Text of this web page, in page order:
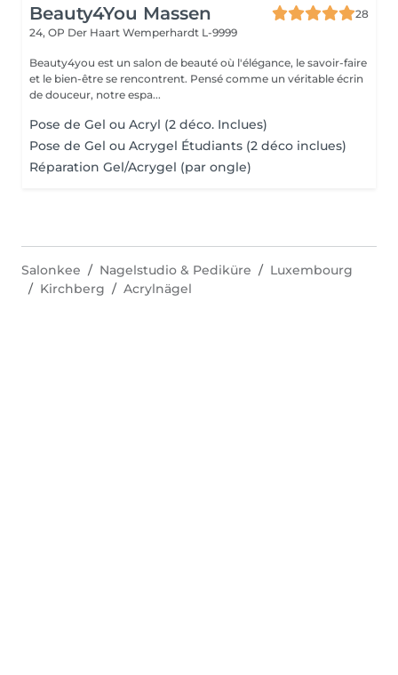
Beauty4You Massen
28
24, OP Der Haart Wemperhardt L-9999
Beauty4you est un salon de beauté où l'élégance, le savoir-faire
et le bien-être se rencontrent. Pensé comme un véritable écrin
de douceur, notre espa...
Pose de Gel ou Acryl (2 déco. Inclues)
Pose de Gel ou Acrygel Étudiants (2 déco inclues)
Réparation Gel/Acrygel (par ongle)
Salonkee Nagelstudio & Pediküre
Luxembourg
Kirchberg
Acrylnägel